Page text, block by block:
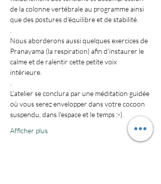
de la colonne vertébrale au programme ainsi
que des postures d'équilibre et de stabilité.
Nous aborderons aussi quelques exercices de
Pranayama (la respiration) afin d'instaurer le
calme et de ralentir cette petite voix
intérieure.
L'atelier se conclura par une méditation guidée
où vous serez envelopper dans votre cocoon
suspendu, dans l'espace et le temps :-).
Afficher plus